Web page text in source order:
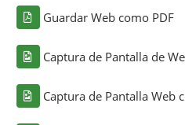
Guardar Web como PDF
Captura de Pantalla de
Captura de Pantalla Web